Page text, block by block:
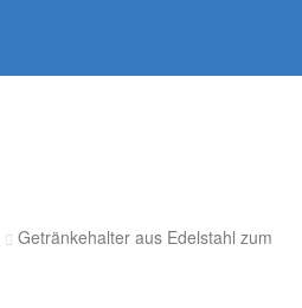
Getränkehalter aus Edelstahl zum